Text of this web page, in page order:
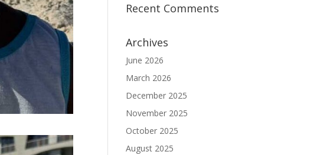
Recent Comments
Archives
June 2026
March 2026
December 2025
November 2025
October 2025
August 2025